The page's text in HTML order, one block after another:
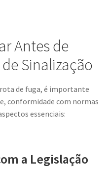
Antes de
Sinalização
de fuga, é importante
conformidade com normas
essenciais:
a Legislação